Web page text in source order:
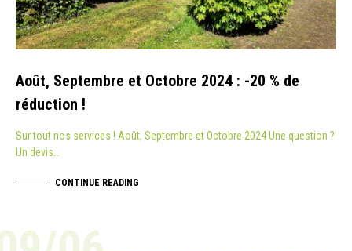
Août, Septembre et Octobre 2024 : -20 % de
réduction !
Sur tout nos services ! Août, Septembre et Octobre 2024 Une question ?
Un devis…
CONTINUE READING